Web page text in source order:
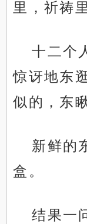
里，祈祷
十二个
惊讶地东
似的，东
新鲜的
盒。
结果一